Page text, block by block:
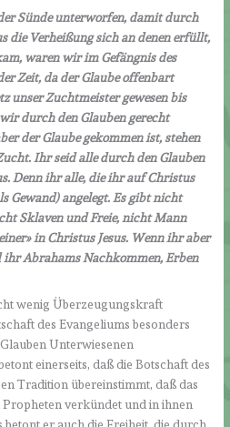
Sünde unterworfen, damit durch
die Verheißung sich an denen erfüllt,
waren wir im Gefängnis des
Zeit, da der Glaube offenbart
unser Zuchtmeister gewesen bis
durch den Glauben gerecht
der Glaube gekommen ist, stehen
Ihr seid alle durch den Glauben
Denn ihr alle, die ihr auf Christus
Gewand) angelegt. Es gibt nicht
Sklaven und Freie, nicht Mann
in Christus Jesus. Wenn ihr aber
ihr Abrahams Nachkommen, Erben
wenig Überzeugungskraft
des Evangeliums besonders
Unterwiesenen
einerseits, daß die Botschaft des
Tradition übereinstimmt, daß das
verkündet und in ihnen
er auch die Freiheit, die durch